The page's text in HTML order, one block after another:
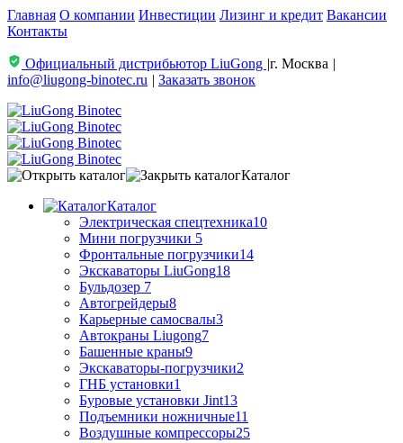
Главная О компании Инвестиции Лизинг и кредит Вакансии
Контакты
Официальный дистрибьютор LiuGong |г. Москва |
info@liugong-binotec.ru | Заказать звонок
Каталог
Каталог
Электрическая спецтехника10
Мини погрузчики 5
Фронтальные погрузчики14
Экскаваторы LiuGong18
Бульдозер 7
Автогрейдеры8
Карьерные самосвалы3
Автокраны Liugong7
Башенные краны9
Экскаваторы-погрузчики2
ГНБ установки1
Буровые установки Jint13
Подъемники ножничные11
Воздушные компрессоры25